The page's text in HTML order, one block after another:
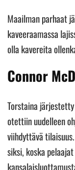
Maailman parhaat
kaveeraamassa
olla kavereita
Connor
Torstaina
otettiin uudelleen
viihdyttävä
siksi, koska